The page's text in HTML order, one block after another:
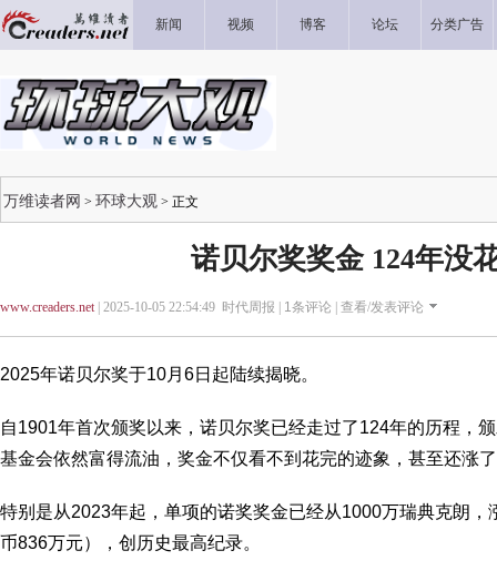
新闻 视频 博客 论坛 分类广告
万维读者网 > 环球大观 > 正文
诺贝尔奖奖金 124年没
www.creaders.net| 2025-10-05 22:54:49 时代周报 | 1条评论 | 查看/发表评论
2025年诺贝尔奖于10月6日起陆续揭晓。
自1901年首次颁奖以来，诺贝尔奖已经走过了124年的历程，
基金会依然富得流油，奖金不仅看不到花完的迹象，甚至还涨
特别是从2023年起，单项的诺奖奖金已经从1000万瑞典克朗
币836万元），创历史最高纪录。